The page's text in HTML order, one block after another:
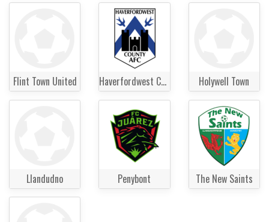
Flint Town United Haverfordwest County Holywell Town
Llandudno Penybont The New Saints